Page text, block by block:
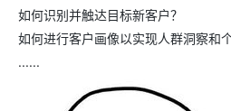
如何识别并触达目标新客户？
如何进行客户画像以实现人群洞察和
......